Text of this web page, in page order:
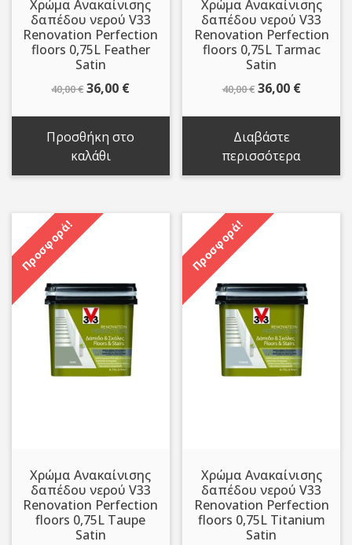
Χρώμα Ανακαίνισης
δαπέδου νερού V33
Renovation Perfection
floors 0,75L Feather
Satin
40,00€ Original
40,00 €.
36,00 €Η
είναι:
Προσθήκη στο
καλάθι
Χρώμα Ανακαίνισης
δαπέδου νερού V33
Renovation Perfection
floors 0,75L Tarmac
Satin
40,00€ Original
40,00 €.
36,00 €Η
36,00 €.
Διαβάστε
περισσότερα
Προσφορά!
Χρώμα Ανακαίνισης
δαπέδου νερού V33
Renovation Perfection
floors 0,75L Taupe
Satin
Προσφορά!
Χρώμα Ανακαίνισης
δαπέδου νερού V33
Renovation Perfection
floors 0,75L Titanium
Satin